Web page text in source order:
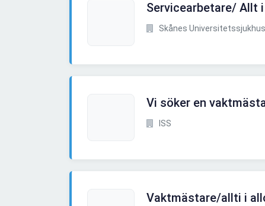
Servicearbetare/ Allt
Skånes
Vi söker en
ISS
Vaktmästare/allti i